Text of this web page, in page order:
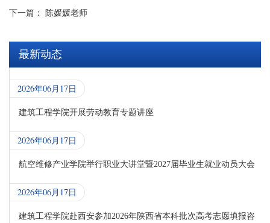
下一篇： 陈媛媛老师
最新动态
2026年06月17日
建筑工程学院开展劳动教育专题讲座
2026年06月17日
航空维修产业学院举行职业大讲堂暨2027届毕业生就业动员大会
2026年06月17日
建筑工程学院赴西安参加2026年陕西省本科批次高考志愿填报咨